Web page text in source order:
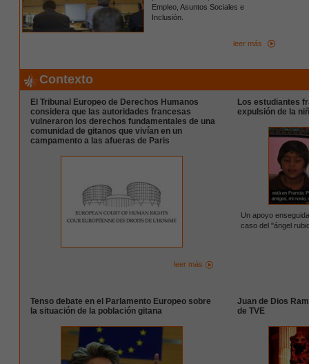
Empleo, Asuntos Sociales e
Inclusión.
leer más
Contexto
El Tribunal Europeo de Derechos Humanos
considera que las autoridades francesas
vulneraron los derechos fundamentales de una
comunidad de gitanos que vivían en un
campamento a las afueras de Paris
leer más
Los estudiantes
expulsión de la
Un apoyo
caso del "ángel
Tenso debate en el Parlamento Europeo sobre
la situación de la población gitana
Juan de Dios
de TVE